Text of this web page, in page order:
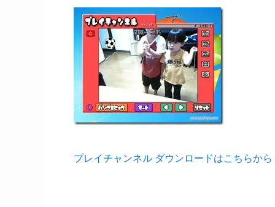
プレイチャンネル ダウンロードはこちらから